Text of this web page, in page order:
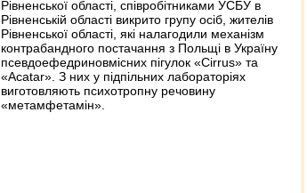
Рівненської області, співробітниками УСБУ в
Рівненській області викрито групу осіб, жителів
Рівненської області, які налагодили механізм
контрабандного постачання з Польщі в Україну
псевдоефедриновмісних пігулок «Cirrus» та
«Acatar». З них у підпільних лабораторіях
виготовляють психотропну речовину
«метамфетамін».